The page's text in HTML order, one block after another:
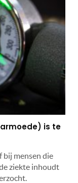
is te
bij mensen die
ziekte inhoudt